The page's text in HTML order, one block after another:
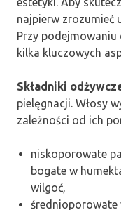
najpierw zrozumieć
Przy podejmowaniu
kilka kluczowych
Składniki
pielęgnacji. Włosy
zależności od ich
niskoporowate
bogate w
wilgoć,
średnioporowate